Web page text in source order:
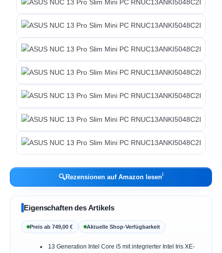
🔍Rezensionen auf Amazon lesenℹ︎
Eigenschaften des Artikels
Preis ab 749,00 € Aktuelle Shop-Verfügbarkeit
13 Generation Intel Core i5 mit integrierter Intel Iris XE-